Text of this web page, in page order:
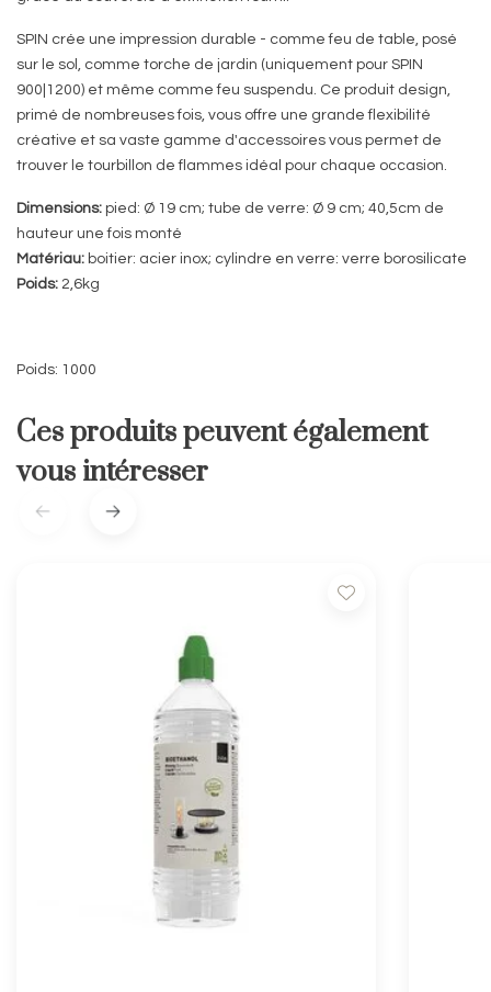
SPIN crée une impression durable - comme feu de table, posé
sur le sol, comme torche de jardin (uniquement pour SPIN
900|1200) et même comme feu suspendu. Ce produit design,
primé de nombreuses fois, vous offre une grande flexibilité
créative et sa vaste gamme d'accessoires vous permet de
trouver le tourbillon de flammes idéal pour chaque occasion.
Dimensions: pied: Ø 19 cm; tube de verre: Ø 9 cm; 40,5cm de
hauteur une fois monté
Matériau: boitier: acier inox; cylindre en verre: verre borosilicate
Poids: 2,6kg
Poids: 1000
Ces produits peuvent également
vous intéresser